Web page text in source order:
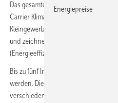
Das gesamte Single- und Multi-
Carrier Klimatechnik zur
Kleingewerbe und Einfamilienhäusern
und zeichnet sich durch einen SEER
(Energieeffizienzklasse A++ und A+++).
Bis zu fünf Innengeräte können an
werden. Die Palette der Innengeräte
verschiedene Deckenkassetten und
Energiepreise